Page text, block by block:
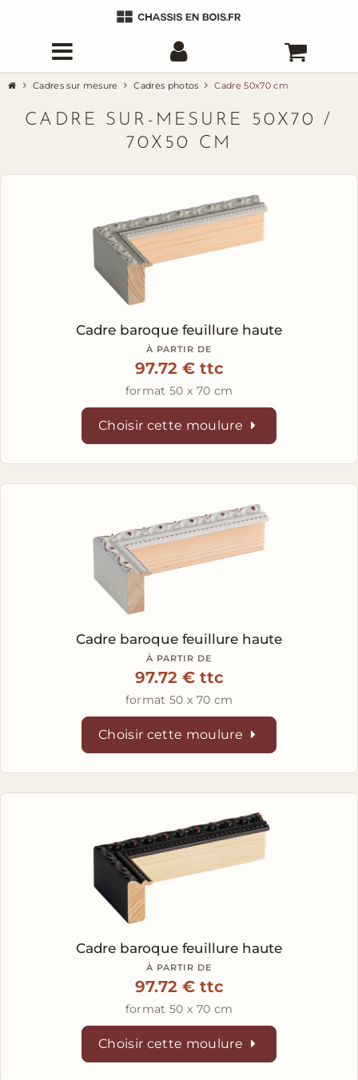
Cadres sur mesure Cadres photos Cadre 50x70 cm
CADRE SUR-MESURE 50X70 /
70X50 CM
Cadre baroque feuillure haute
À PARTIR DE
97.72 € ttc
format 50 x 70 cm
Choisir cette moulure
Cadre baroque feuillure haute
À PARTIR DE
97.72 € ttc
format 50 x 70 cm
Choisir cette moulure
Cadre baroque feuillure haute
À PARTIR DE
97.72 € ttc
format 50 x 70 cm
Choisir cette moulure